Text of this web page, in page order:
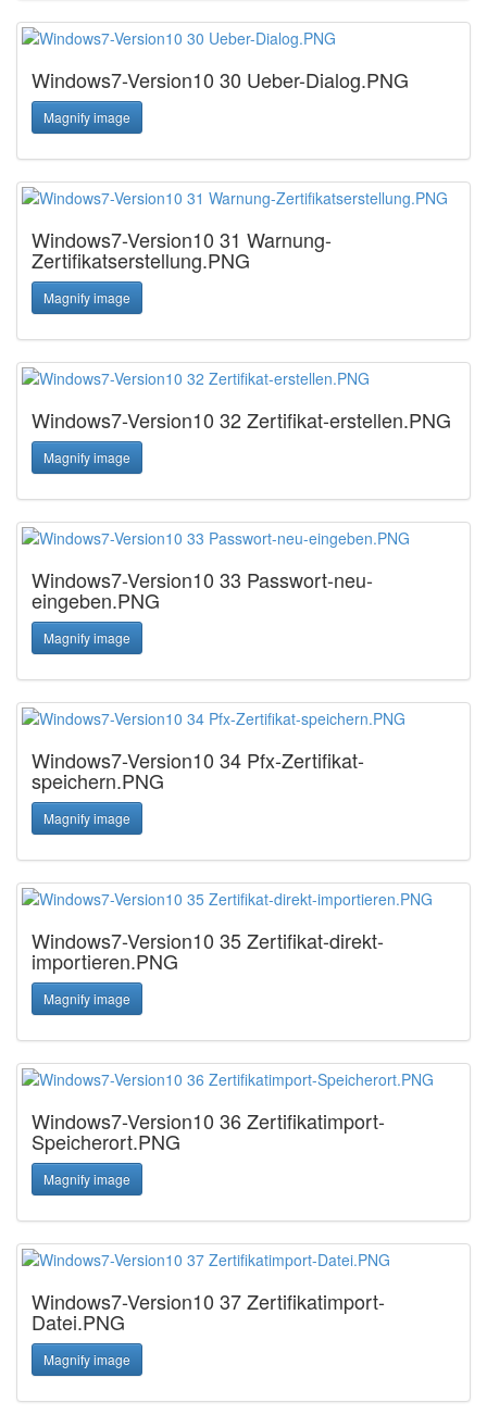
Windows7-Version10 30 Ueber-Dialog.PNG
Magnify image
Windows7-Version10 31 Warnung-
Zertifikatserstellung.PNG
Magnify image
Windows7-Version10 32 Zertifikat-erstellen.PNG
Magnify image
Windows7-Version10 33 Passwort-neu-
eingeben.PNG
Magnify image
Windows7-Version10 34 Pfx-Zertifikat-
speichern.PNG
Magnify image
Windows7-Version10 35 Zertifikat-direkt-
importieren.PNG
Magnify image
Windows7-Version10 36 Zertifikatimport-
Speicherort.PNG
Magnify image
Windows7-Version10 37 Zertifikatimport-
Datei.PNG
Magnify image